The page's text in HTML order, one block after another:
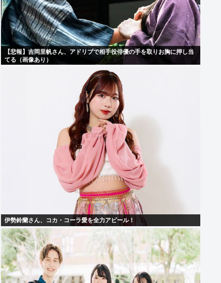
【悲報】吉岡里帆さん、アドリブで相手役俳優の手を取りお胸に押し当
てる（画像あり）
伊勢鈴蘭さん、コカ・コーラ愛を全力アピール！